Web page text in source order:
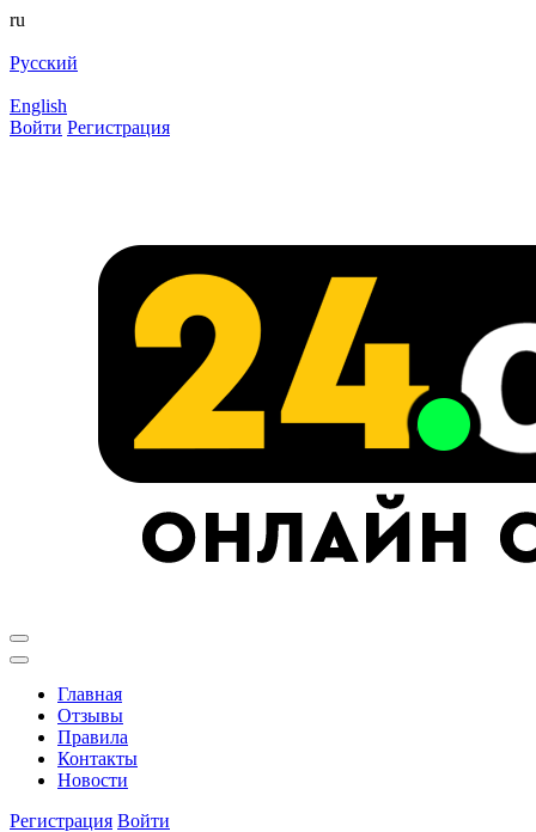
ru
Русский
English
Войти Регистрация
Главная
Отзывы
Правила
Контакты
Новости
Регистрация Войти